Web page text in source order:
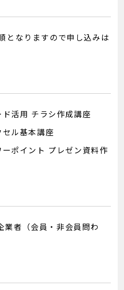
となりますので申し込みは
活用 チラシ作成講座
ル基本講座
ポイント プレゼン資料作
業者（会員・非会員問わ